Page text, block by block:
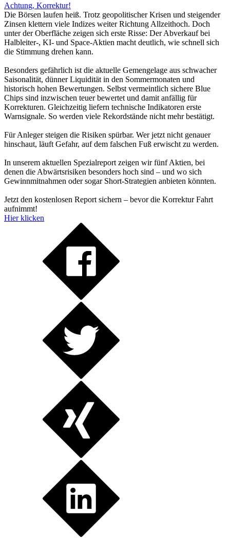
Achtung, Korrektur!
Die Börsen laufen heiß. Trotz geopolitischer Krisen und steigender
Zinsen klettern viele Indizes weiter Richtung Allzeithoch. Doch
unter der Oberfläche zeigen sich erste Risse: Der Abverkauf bei
Halbleiter-, KI- und Space-Aktien macht deutlich, wie schnell sich
die Stimmung drehen kann.
Besonders gefährlich ist die aktuelle Gemengelage aus schwacher
Saisonalität, dünner Liquidität in den Sommermonaten und
historisch hohen Bewertungen. Selbst vermeintlich sichere Blue
Chips sind inzwischen teuer bewertet und damit anfällig für
Korrekturen. Gleichzeitig liefern technische Indikatoren erste
Warnsignale. So werden viele Rekordstände nicht mehr bestätigt.
Für Anleger steigen die Risiken spürbar. Wer jetzt nicht genauer
hinschaut, läuft Gefahr, auf dem falschen Fuß erwischt zu werden.
In unserem aktuellen Spezialreport zeigen wir fünf Aktien, bei
denen die Abwärtsrisiken besonders hoch sind – und wo sich
Gewinnmitnahmen oder sogar Short-Strategien anbieten könnten.
Jetzt den kostenlosen Report sichern – bevor die Korrektur Fahrt
aufnimmt!
Hier klicken